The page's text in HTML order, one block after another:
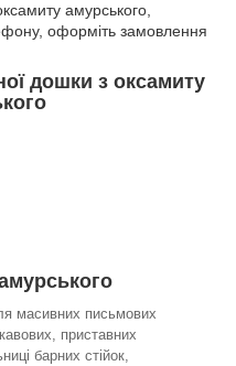
амурського,
оформіть замовлення
дошки з оксамиту
масивних письмових
приставних
барних стійок,